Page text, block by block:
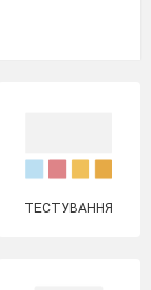
ТЕСТУВАННЯ